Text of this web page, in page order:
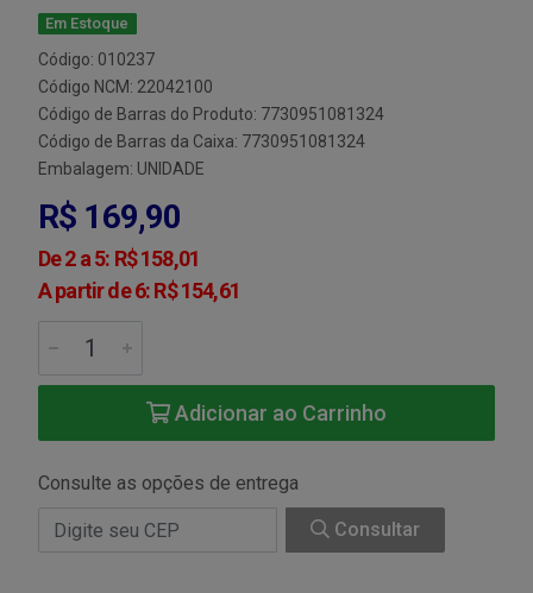
Em Estoque
Código: 010237
Código NCM: 22042100
Código de Barras do Produto: 7730951081324
Código de Barras da Caixa: 7730951081324
Embalagem: UNIDADE
R$ 169,90
De 2 a 5: R$ 158,01
A partir de 6: R$ 154,61
Adicionar ao Carrinho
Consulte as opções de entrega
Consultar